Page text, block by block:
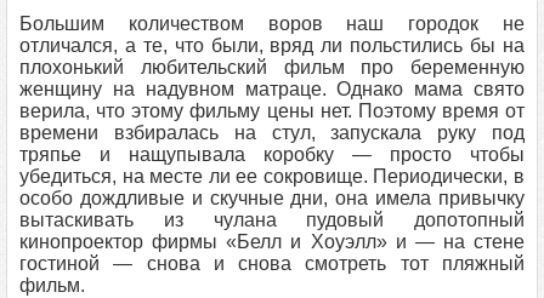
Большим количеством воров наш городок не
отличался, а те, что были, вряд ли польстились бы на
плохонький любительский фильм про беременную
женщину на надувном матраце. Однако мама свято
верила, что этому фильму цены нет. Поэтому время от
времени взбиралась на стул, запускала руку под
тряпье и нащупывала коробку — просто чтобы
убедиться, на месте ли ее сокровище. Периодически, в
особо дождливые и скучные дни, она имела привычку
вытаскивать из чулана пудовый допотопный
кинопроектор фирмы «Белл и Хоуэлл» и — на стене
гостиной — снова и снова смотреть тот пляжный
фильм.